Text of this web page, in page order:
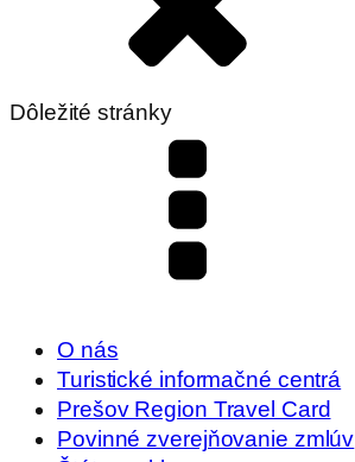
Dôležité stránky
O nás
Turistické informačné centrá
Prešov Region Travel Card
Povinné zverejňovanie zmlúv